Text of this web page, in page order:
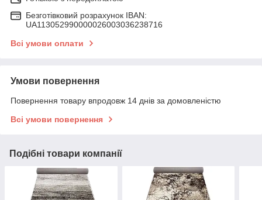
Безготівковий розрахунок IBAN:
UA113052990000026003036238716
Всі умови оплати
Умови повернення
Повернення товару впродовж 14 днів за домовленістю
Всі умови повернення
Подібні товари компанії